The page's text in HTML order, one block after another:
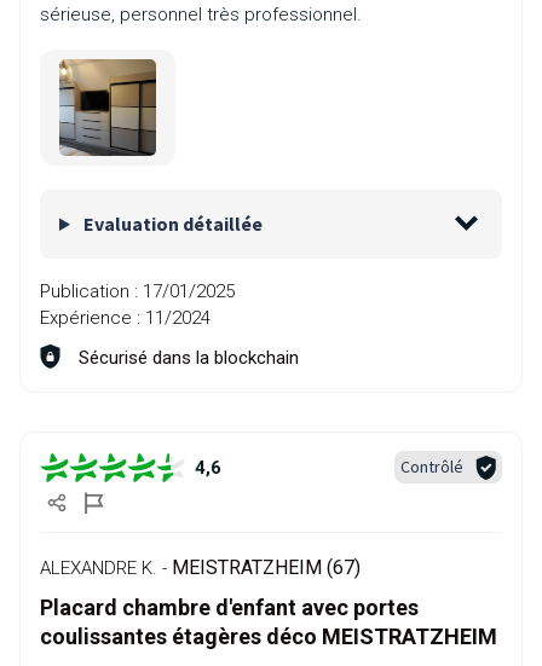
sérieuse, personnel très professionnel.
Evaluation détaillée
Publication : 17/01/2025
Expérience : 11/2024
Sécurisé dans la blockchain
4,6 Contrôlé
ALEXANDRE K. - MEISTRATZHEIM (67)
Placard chambre d'enfant avec portes
coulissantes étagères déco MEISTRATZHEIM